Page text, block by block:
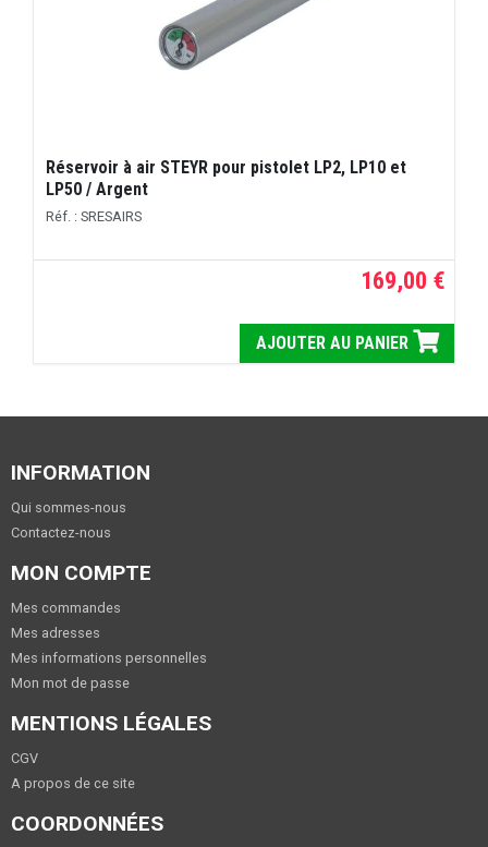
Réservoir à air STEYR pour pistolet LP2, LP10 et
LP50 / Argent
Réf. : SRESAIRS
169,00 €
AJOUTER AU PANIER
INFORMATION
Qui sommes-nous
Contactez-nous
MON COMPTE
Mes commandes
Mes adresses
Mes informations personnelles
Mon mot de passe
MENTIONS LÉGALES
CGV
A propos de ce site
COORDONNÉES